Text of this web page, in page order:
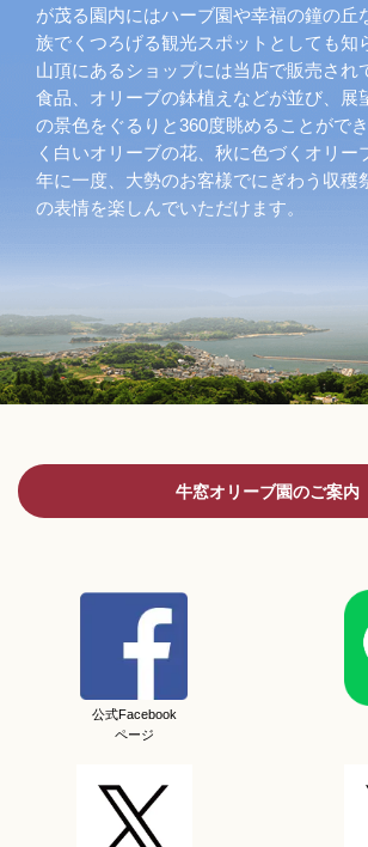
が茂る園内にはハーブ園や幸福の鐘の丘
族でくつろげる観光スポットとしても知
山頂にあるショップには当店で販売され
食品、オリーブの鉢植えなどが並び、展
の景色をぐるりと360度眺めることがで
く白いオリーブの花、秋に色づくオリー
年に一度、大勢のお客様でにぎわう収穫
の表情を楽しんでいただけます。
牛窓オリーブ園のご案内
公式Facebook
ページ